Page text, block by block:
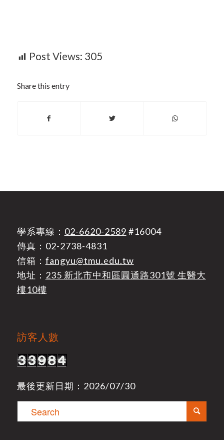
Post Views: 305
Share this entry
學系專線： 02-6620-2589 #16004
傳真：02-2738-4831
信箱： fangyu@tmu.edu.tw
地址： 235 新北市中和區圓通路301號 生醫大
樓10樓
訪客人數
最後更新日期：2026/07/30